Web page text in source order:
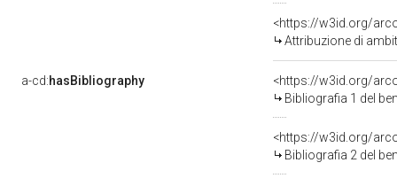
<https://w3id.org/
Attribuzione di
a-cd:hasBibliography
<https://w3id.org/
Bibliografia 1 del
<https://w3id.org/
Bibliografia 2 del